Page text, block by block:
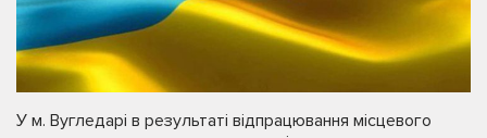
У м. Вугледарі в результаті відпрацювання місцевого